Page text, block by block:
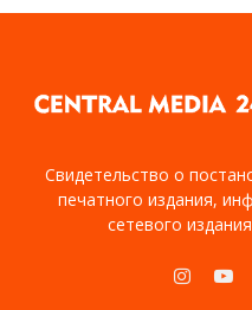
Свидетельство о
печатного издания,
сетевого